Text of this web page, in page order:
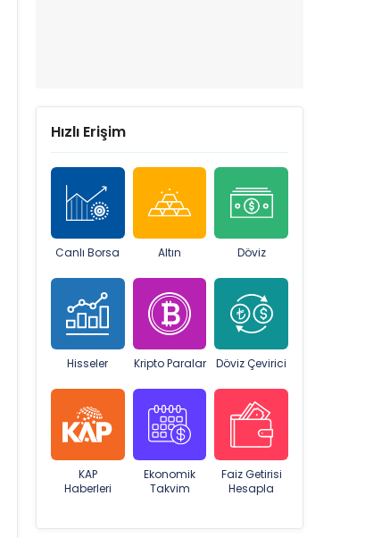
Hızlı Erişim
Canlı Borsa Altın Döviz
Hisseler Kripto Paralar Döviz Çevirici
KAP
Haberleri
Ekonomik
Takvim
Faiz Getirisi
Hesapla